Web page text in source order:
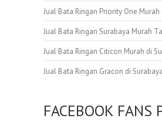
Jual Bata Ringan Priority One Murah
Jual Bata Ringan Surabaya Murah
Jual Bata Ringan Citicon Murah di
Jual Bata Ringan Gracon di
FACEBOOK FANS